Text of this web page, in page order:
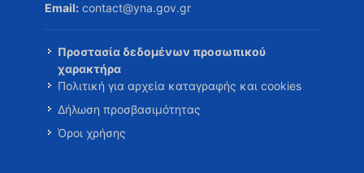
Email: contact@yna.gov.gr
Προστασία δεδομένων προσωπικού
χαρακτήρα
Πολιτική για αρχεία καταγραφής και cookies
Δήλωση προσβασιμότητας
Όροι χρήσης